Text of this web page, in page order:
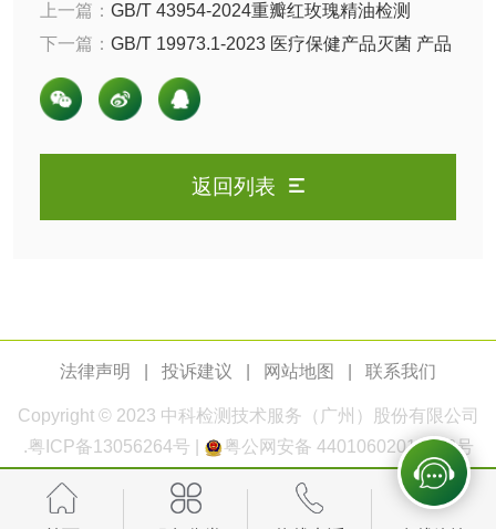
上一篇： GB/T 43954-2024重瓣红玫瑰精油检测
下一篇： GB/T 19973.1-2023 医疗保健产品灭菌 产品
上微生物总数的确定 ： 初始污染菌检测全解析
返回列表
法律声明 投诉建议 网站地图 联系我们
Copyright © 2023 中科检测 技术服务（广州）股份有限公司
.粤ICP备13056264号 粤公网安备 44010602011168号
测
脱硫脱硝活性炭检
煤质活性炭检测
电厂水处理活性炭
木质净水用活性炭
检测
化肥检测 微生物菌剂检测
钾肥检测
磷酸肥料检测